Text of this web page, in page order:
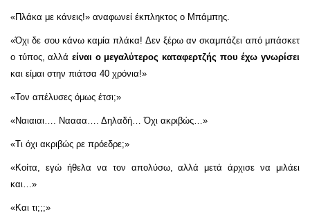
«Πλάκα με κάνεις!» αναφωνεί έκπληκτος ο Μπάμπης.
«Όχι δε σου κάνω καμία πλάκα! Δεν ξέρω αν σκαμπάζει από μπάσκετ
ο τύπος, αλλά είναι ο μεγαλύτερος καταφερτζής που έχω γνωρίσει
και είμαι στην πιάτσα 40 χρόνια!»
«Τον απέλυσες όμως έτσι;»
«Ναιαιαι…. Ναααα…. Δηλαδή… Όχι ακριβώς…»
«Τι όχι ακριβώς ρε πρόεδρε;»
«Κοίτα, εγώ ήθελα να τον απολύσω, αλλά μετά άρχισε να μιλάει
και…»
«Και τι;;;»